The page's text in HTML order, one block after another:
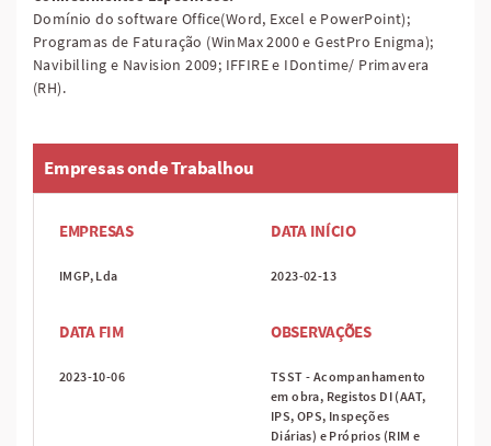
Domínio do software Office(Word, Excel e PowerPoint);
Programas de Faturação (WinMax 2000 e GestPro Enigma);
Navibilling e Navision 2009; IFFIRE e IDontime/ Primavera
(RH).
Empresas onde Trabalhou
EMPRESAS
IMGP, Lda
DATA INÍCIO
2023-02-13
DATA FIM
2023-10-06
OBSERVAÇÕES
TSST - Acompanhamento
em obra, Registos DI (AAT,
IPS, OPS, Inspeções
Diárias) e Próprios (RIM e